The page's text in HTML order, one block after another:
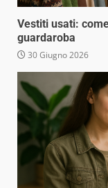
Vestiti usati:
guardaroba
30 Giugno 2026